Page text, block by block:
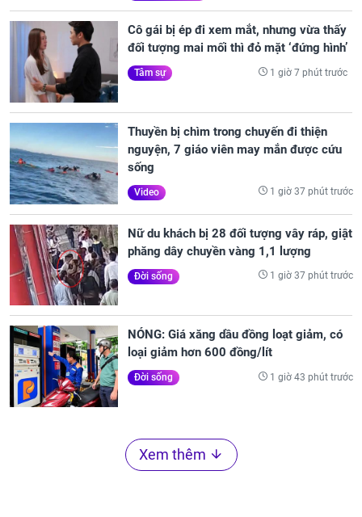
Cô gái bị ép đi xem mắt, nhưng vừa thấy
đối tượng mai mối thì đỏ mặt ‘đứng hình’
Tâm sự 1 giờ 7 phút trước
Thuyền bị chìm trong chuyến đi thiện
nguyện, 7 giáo viên may mắn được cứu
sống
Video 1 giờ 37 phút trước
Nữ du khách bị 28 đối tượng vây ráp, giật
phăng dây chuyền vàng 1,1 lượng
Đời sống 1 giờ 37 phút trước
NÓNG: Giá xăng dầu đồng loạt giảm, có
loại giảm hơn 600 đồng/lít
Đời sống 1 giờ 43 phút trước
Xem thêm